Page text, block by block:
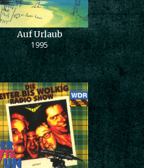
Auf Urlaub
1995